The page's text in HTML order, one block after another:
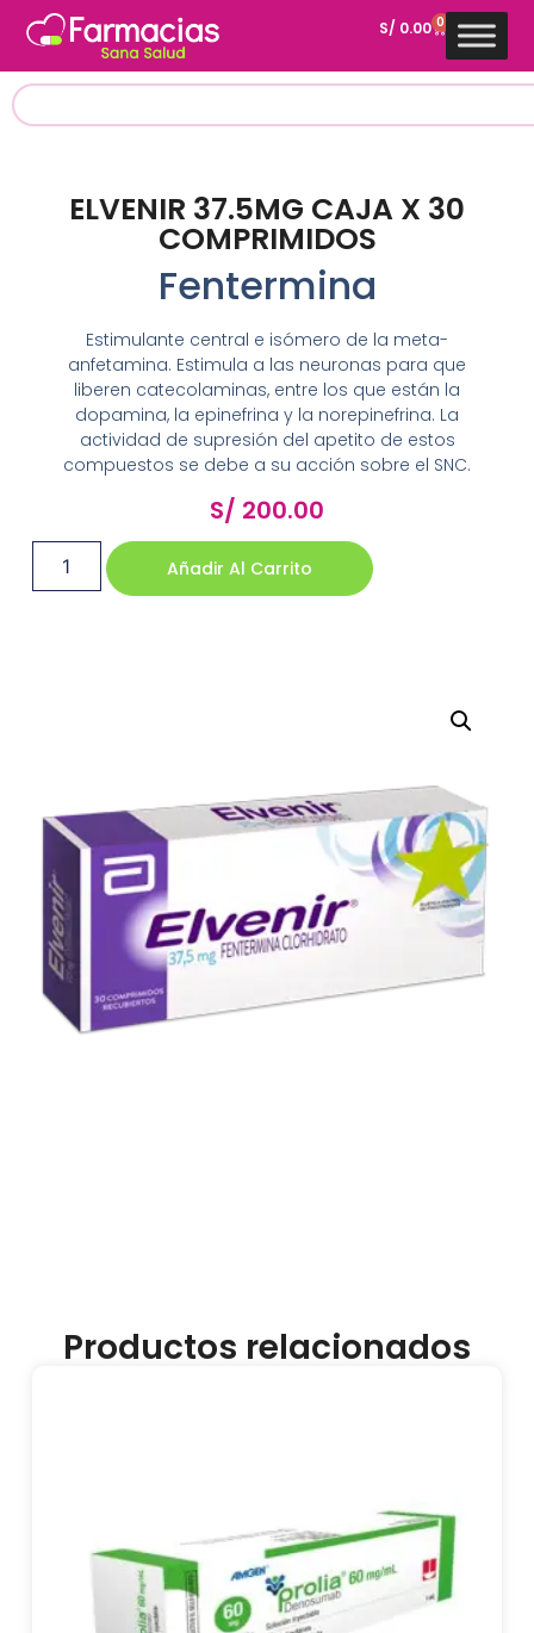
S/ 0.00 0
ELVENIR 37.5MG CAJA X 30
COMPRIMIDOS
Fentermina
Estimulante central e isómero de la meta-
anfetamina. Estimula a las neuronas para que
liberen catecolaminas, entre los que están la
dopamina, la epinefrina y la norepinefrina. La
actividad de supresión del apetito de estos
compuestos se debe a su acción sobre el SNC.
S/ 200.00
Añadir Al Carrito
Productos relacionados